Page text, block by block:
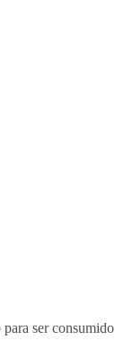
ser consumido